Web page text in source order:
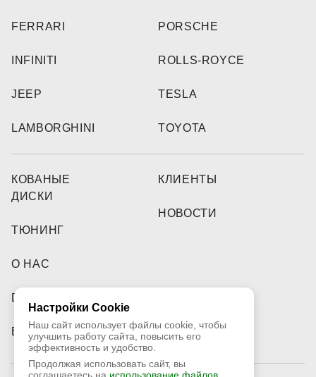
FERRARI
INFINITI
JEEP
LAMBORGHINI
PORSCHE
ROLLS-ROYCE
TESLA
TOYOTA
КОВАНЫЕ
ДИСКИ
ТЮНИНГ
О НАС
DEALERS
ВИДЕО
КЛИЕНТЫ
НОВОСТИ
Настройки Cookie
Наш сайт использует файлы cookie, чтобы
улучшить работу сайта, повысить его
эффективность и удобство.
Продолжая использовать сайт, вы